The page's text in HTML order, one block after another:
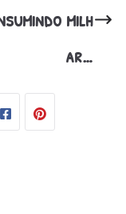
milh
ar…